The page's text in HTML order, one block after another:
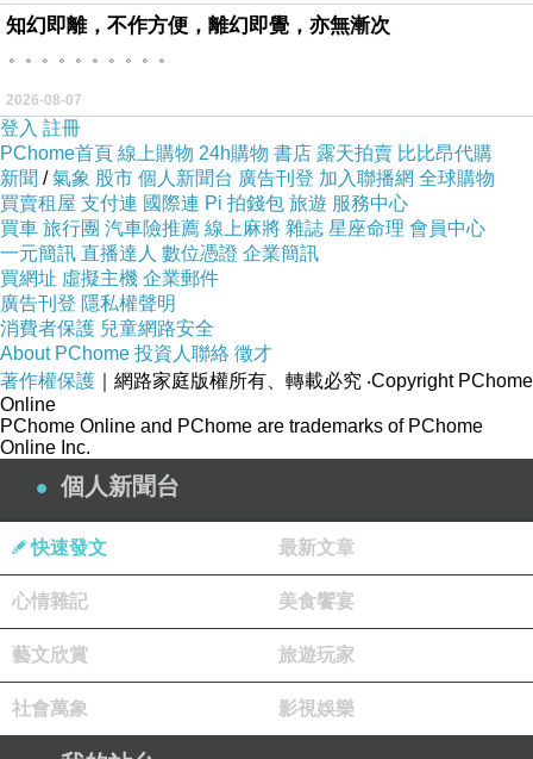
知幻即離，不作方便，離幻即覺，亦無漸次
。。。。。。。。。。
2026-08-07
登入 註冊
PChome首頁 線上購物 24h購物 書店 露天拍賣 比比昂代購
新聞 /氣象 股市 個人新聞台 廣告刊登 加入聯播網 全球購物
買賣租屋 支付連 國際連 Pi 拍錢包 旅遊 服務中心
買車 旅行團 汽車險推薦 線上麻將 雜誌 星座命理 會員中心
一元簡訊 直播達人 數位憑證 企業簡訊
買網址 虛擬主機 企業郵件
廣告刊登 隱私權聲明
消費者保護 兒童網路安全
About PChome 投資人聯絡 徵才
著作權保護 ｜網路家庭版權所有、轉載必究 ‧Copyright PChome
Online
PChome Online and PChome are trademarks of PChome
Online Inc.
個人新聞台
快速發文 最新文章
心情雜記 美食饗宴
藝文欣賞 旅遊玩家
社會萬象 影視娛樂